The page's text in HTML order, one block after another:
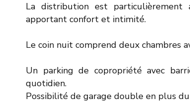
La distribution est
apportant confort et intimité.
Le coin nuit comprend deux chambres
Un parking de copropriété avec
quotidien.
Possibilité de garage double en plus